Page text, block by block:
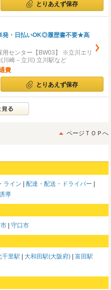
とりあえず保存
発・日払いOK◎履歴書不要★高
用センター【BW03】 ※立川エリ
川崎－立川) 立川駅など
費
とりあえず保存
ページＴＯＰへ
ライン
配達・配送・ドライバー
導
守口市
千里駅 大和田駅(大阪府)
富田駅